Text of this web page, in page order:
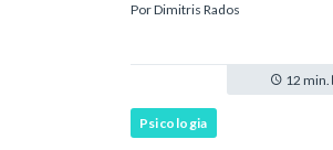
Saúde, ela tem um enfoque
PorDimitris Rados
12 min.
Psicologia